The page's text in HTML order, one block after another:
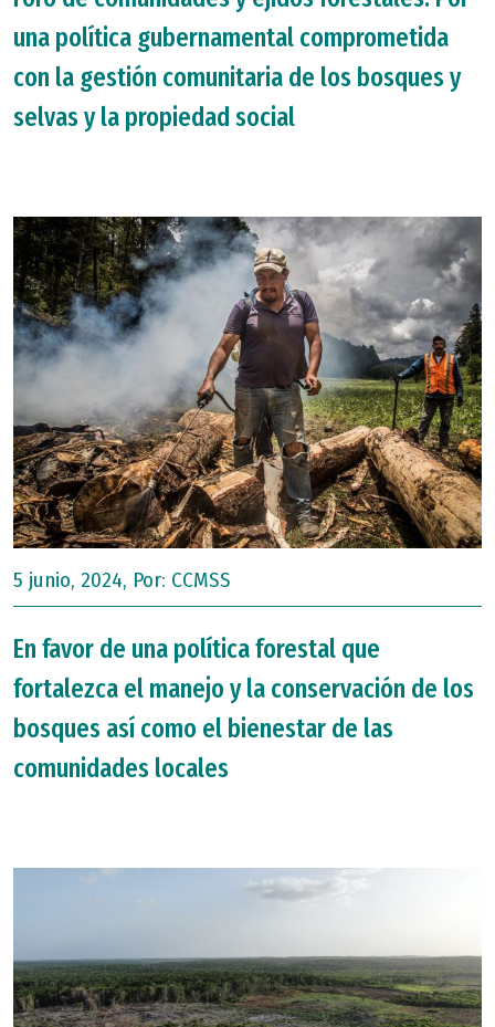
una política gubernamental comprometida
con la gestión comunitaria de los bosques y
selvas y la propiedad social
5 junio, 2024, Por: CCMSS
En favor de una política forestal que
fortalezca el manejo y la conservación de los
bosques así como el bienestar de las
comunidades locales